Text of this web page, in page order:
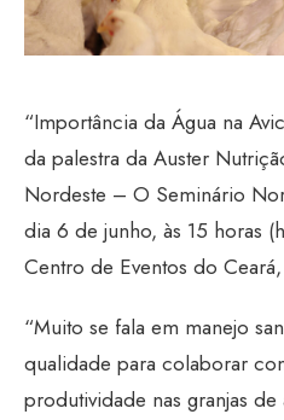
“Importância da Água na
da palestra da Auster
Nordeste – O Seminário
dia 6 de junho, às 15 horas
Centro de Eventos do
“Muito se fala em manejo
qualidade para colaborar
produtividade nas granjas